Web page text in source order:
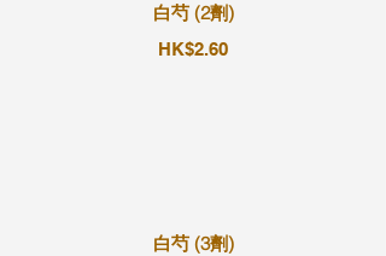
白芍 (2劑)
HK$2.60
白芍 (3劑)